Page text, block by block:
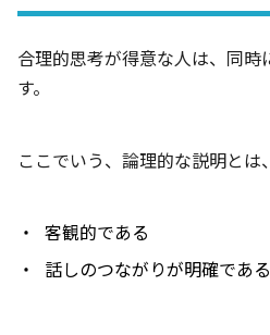
合理的思考が得意な人は、同
す。
ここでいう、論理的な説明とは、
客観的である
話しのつながりが明確である